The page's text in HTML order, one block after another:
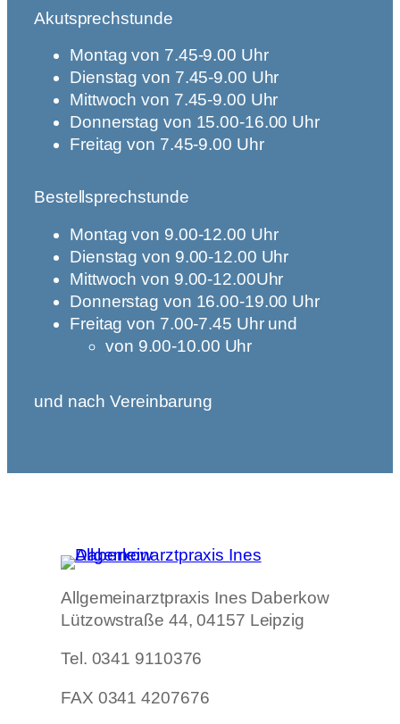
Akutsprechstunde
Montag von 7.45-9.00 Uhr
Dienstag von 7.45-9.00 Uhr
Mittwoch von 7.45-9.00 Uhr
Donnerstag von 15.00-16.00 Uhr
Freitag von 7.45-9.00 Uhr
Bestellsprechstunde
Montag von 9.00-12.00 Uhr
Dienstag von 9.00-12.00 Uhr
Mittwoch von 9.00-12.00Uhr
Donnerstag von 16.00-19.00 Uhr
Freitag von 7.00-7.45 Uhr und
von 9.00-10.00 Uhr
und nach Vereinbarung
Allgemeinarztpraxis Ines Daberkow
Lützowstraße 44, 04157 Leipzig
Tel. 0341 9110376
FAX 0341 4207676